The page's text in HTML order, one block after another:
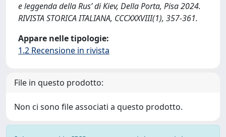
e leggenda della Rus’ di Kiev, Della Porta, Pisa 2024.
RIVISTA STORICA ITALIANA, CCCXXXVIII(1), 357-361.
Appare nelle tipologie:
1.2 Recensione in rivista
File in questo prodotto:
Non ci sono file associati a questo prodotto.